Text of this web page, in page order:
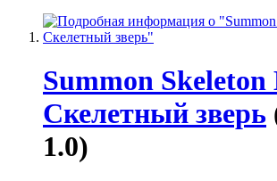
Summon Skeleton
Скелетный зверь
1.0)